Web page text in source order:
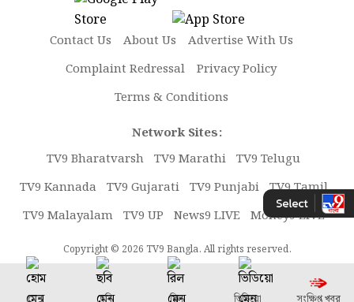
Contact Us About Us
Advertise With Us
Complaint Redressal
Privacy Policy
Terms & Conditions
Network Sites:
TV9 Bharatvarsh TV9 Marathi TV9 Telugu
TV9 Kannada TV9 Gujarati TV9 Punjabi TV9 Tamil
TV9 Malayalam TV9 UP News9 LIVE Money9 LIVE
Copyright © 2026 TV9 Bangla. All rights reserved.